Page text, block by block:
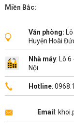
Miền Bắc:
Văn phòng:
Huyện Hoài
Nhà máy: Lô 6
Nội
Hotline:
Email :